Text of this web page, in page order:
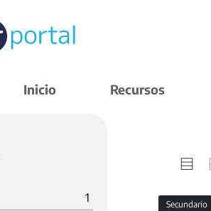
Inicio Recursos
1
Secundario